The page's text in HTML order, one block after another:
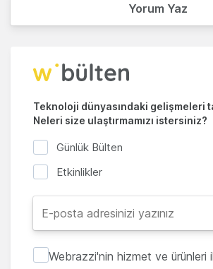
Yorum Yaz
Teknoloji dünyasındaki gelişmeleri
Neleri size ulaştırmamızı istersiniz?
Günlük Bülten
Etkinlikler
Webrazzi'nin hizmet ve ürünleri